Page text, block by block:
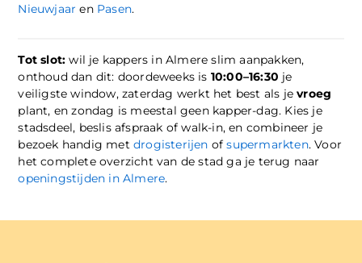
Nieuwjaar en Pasen.
Tot slot: wil je kappers in Almere slim aanpakken,
onthoud dan dit: doordeweeks is 10:00–16:30 je
veiligste window, zaterdag werkt het best als jevroeg
plant, en zondag is meestal geen kapper-dag. Kies je
stadsdeel, beslis afspraak of walk-in, en combineer je
bezoek handig met drogisterijen ofsupermarkten. Voor
het complete overzicht van de stad ga je terug naar
openingstijden in Almere.